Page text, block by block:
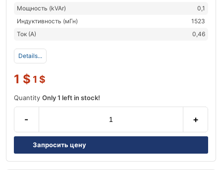
Мощность (kVAr)
0,1
Индуктивность (мГн)
1523
Ток (А)
0,46
Details...
1 $ 1 $
Quantity Only 1 left in stock!
- +
Запросить цену